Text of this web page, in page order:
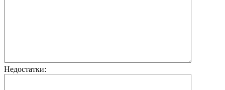
Недостатки: